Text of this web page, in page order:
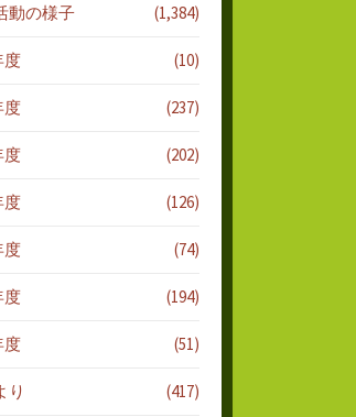
動の様子 (1,384)
度 (10)
度 (237)
度 (202)
度 (126)
度 (74)
度 (194)
度 (51)
り (417)